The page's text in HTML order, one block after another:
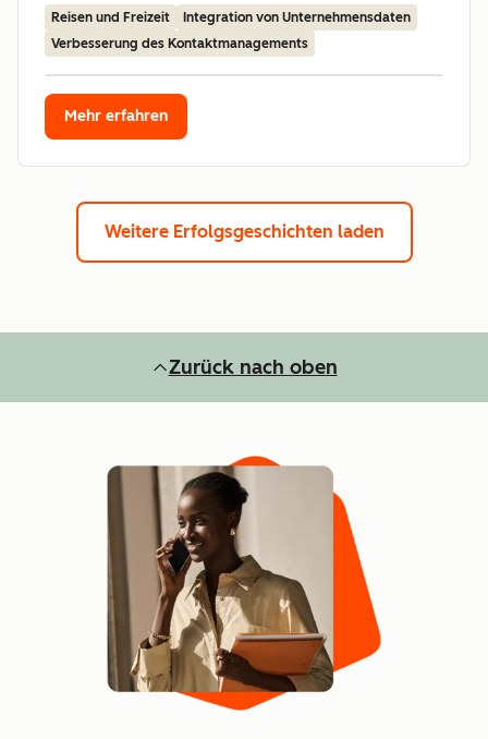
Reisen und Freizeit
Integration von Unternehmensdaten
Verbesserung des Kontaktmanagements
Mehr erfahren
Weitere Erfolgsgeschichten laden
Zurück nach oben